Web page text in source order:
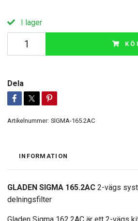
I lager
Dela
Artikelnummer: SIGMA-165.2AC
INFORMATION
GLADEN SIGMA 165.2AC 2-vägs
delningsfilter